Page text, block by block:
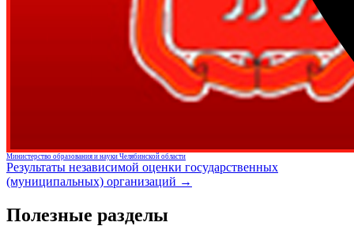
Министерство образования и науки Челябинской области
Результаты независимой оценки государственных
(муниципальных) организаций →
Полезные разделы